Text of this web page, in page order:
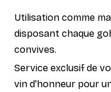
Utilisation comme
disposant chaque
convives.
Service exclusif de
vin d'honneur pour